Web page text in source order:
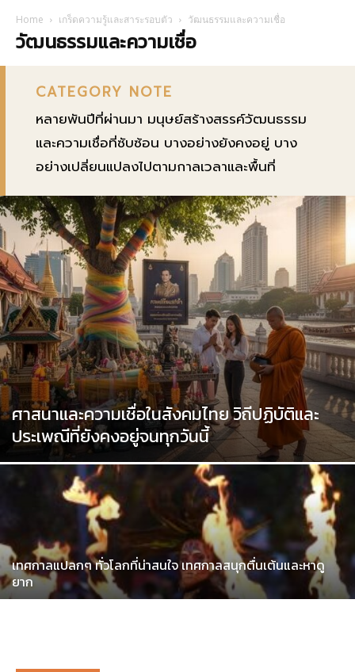
Home เกร็ดความรู้และสาระรอบตัว วัฒนธรรมและความเชื่อ
วัฒนธรรมและความเชื่อ
CATEGORY NOTE
หลายพันปีที่ผ่านมา มนุษย์สร้างสรรค์วัฒนธรรม
และความเชื่อที่ซับซ้อน บางอย่างยังคงอยู่ บาง
อย่างเปลี่ยนแปลงไปตามกาลเวลาและพื้นที่
ศาสนาและความเชื่อในสังคมไทย วิถีปฏิบัติและ
ประเพณีที่ยังคงอยู่จนทุกวันนี้
เทศกาลแปลกๆ ทั่วโลกที่น่าสนใจ เทศกาลสนุกตื่นเต้นและหาดู
ยาก